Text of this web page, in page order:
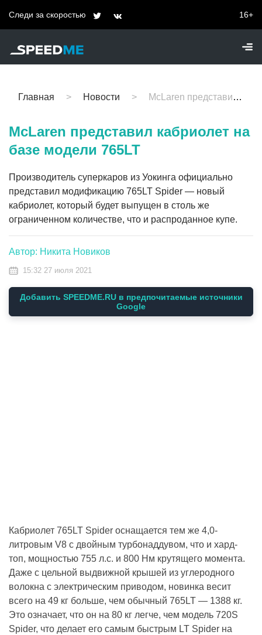
Следи за скоростью 16+
Главная Новости McLaren представил кабриолет на базе модели 765LT
McLaren представил кабриолет на
базе модели 765LT
Производитель суперкаров из Уокинга официально
представил модификацию 765LT Spider — новый
кабриолет, который будет выпущен в столь же
ограниченном количестве, что и распроданное купе.
Автор: Никита Новиков
15:32 27 июля 2021
Добавить SPEEDME.RU в предпочитаемые источники
Google
Кабриолет 765LT Spider оснащается тем же 4,0-
литровым V8 с двойным турбонаддувом, что и хард-
топ, мощностью 755 л.с. и 800 Нм крутящего момента.
Даже с цельной выдвижной крышей из углеродного
волокна с электрическим приводом, новинка весит
всего на 49 кг больше, чем обычный 765LT — 1388 кг.
Это означает, что он на 80 кг легче, чем модель 720S
Spider, что делает его самым быстрым LT Spider на